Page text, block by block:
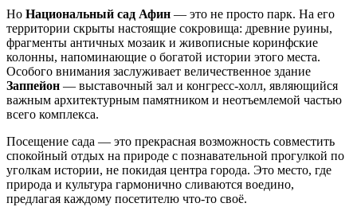
Но Национальный сад Афин — это не просто парк. На его
территории скрыты настоящие сокровища: древние руины,
фрагменты античных мозаик и живописные коринфские
колонны, напоминающие о богатой истории этого места.
Особого внимания заслуживает величественное здание
Заппейон — выставочный зал и конгресс-холл, являющийся
важным архитектурным памятником и неотъемлемой частью
всего комплекса.
Посещение сада — это прекрасная возможность совместить
спокойный отдых на природе с познавательной прогулкой по
уголкам истории, не покидая центра города. Это место, где
природа и культура гармонично сливаются воедино,
предлагая каждому посетителю что-то своё.